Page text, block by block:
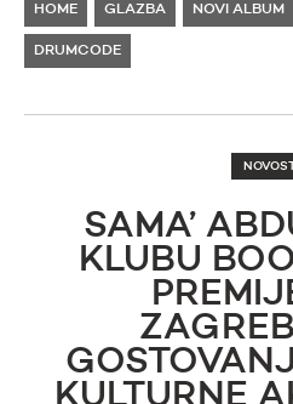
HOME GLAZBA NOVI ALBUM
DRUMCODE
SAMA’
KLUBU
KULTURNE